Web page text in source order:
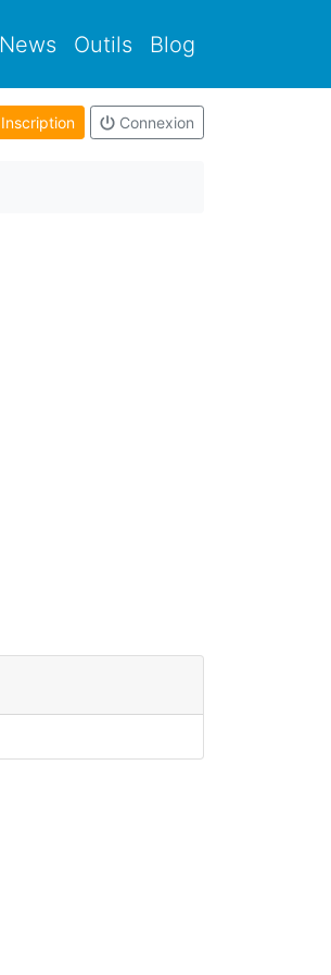
News Outils Blog
Inscription Connexion